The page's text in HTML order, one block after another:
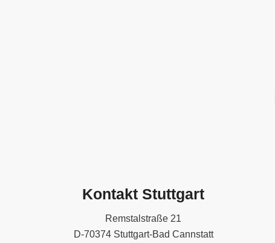
Kontakt Stuttgart
Remstalstraße 21
D-70374 Stuttgart-Bad Cannstatt